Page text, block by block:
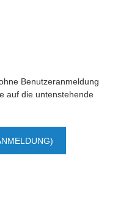
Benutzeranmeldung
auf die untenstehende